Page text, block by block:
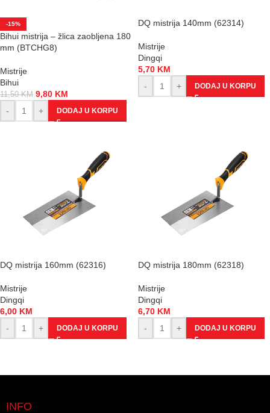
-15%
Bihui mistrija – žlica zaobljena 180
mm (BTCHG8)
Mistrije
Bihui
11,50KM 9,80 KM
-
+ DODAJ U KORPU
DQ mistrija 140mm (62314)
Mistrije
Dingqi
5,70 KM
-
+ DODAJ U KORPU
DQ mistrija 160mm (62316)
Mistrije
Dingqi
6,00 KM
-
+ DODAJ U KORPU
DQ mistrija 180mm (62318)
Mistrije
Dingqi
6,70 KM
-
+ DODAJ U KORPU
INFO